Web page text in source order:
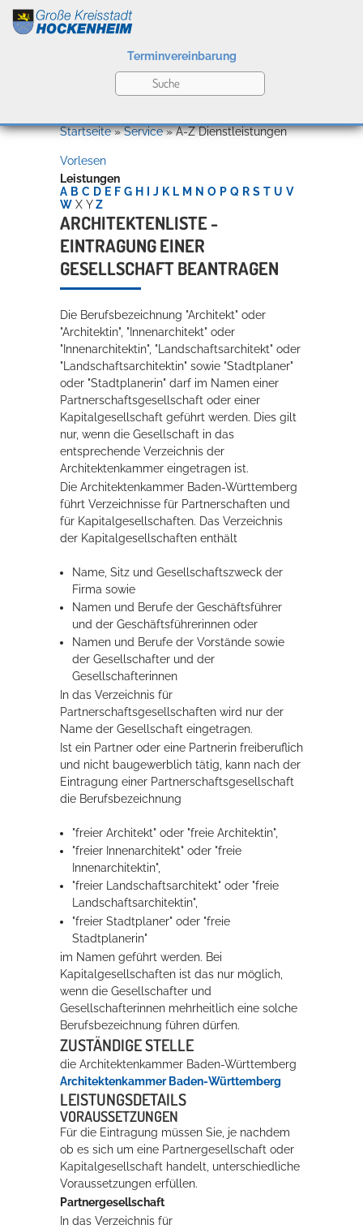
Kultur
Bildung
Wirtschaft
Rathaus
Service
Terminvereinbarung
Willkommen in Hockenheim
Konzerte, Tagungen und vieles mehr
Die Stadthalle Hockenheim bietet den perfekten Standort für Events
Erleben in Hockenheim
Spaß unter prickelnden Wasserfällen, das rauschende Meer im
Sprudelliege im Solebecken?
Startseite»Service»A-Z Dienstleistungen
Vorlesen
Leistungen
A B C D E F G H J K L M N O P Q R S T U V
W X Y Z
ARCHITEKTENLISTE -
EINTRAGUNG EINER
GESELLSCHAFT BEANTRAGEN
Die Berufsbezeichnung "Architekt" oder
"Architektin", "Innenarchitekt" oder
"Innenarchitektin", "Landschaftsarchitekt" oder
"Landschaftsarchitektin" sowie "Stadtplaner"
oder "Stadtplanerin" darf im Namen einer
Partnerschaftsgesellschaft oder einer
Kapitalgesellschaft geführt werden. Dies gilt
nur, wenn die Gesellschaft in das
entsprechende Verzeichnis der
Architektenkammer eingetragen ist.
Die Architektenkammer Baden-Württemberg
führt Verzeichnisse für Partnerschaften und
für Kapitalgesellschaften. Das Verzeichnis
der Kapitalgesellschaften enthält
Name, Sitz und Gesellschaftszweck der
Firma sowie
Namen und Berufe der Geschäftsführer
und der Geschäftsführerinnen oder
Namen und Berufe der Vorstände sowie
der Gesellschafter und der
Gesellschafterinnen
In das Verzeichnis für
Partnerschaftsgesellschaften wird nur der
Name der Gesellschaft eingetragen.
Ist ein Partner oder eine Partnerin freiberuflich
und nicht baugewerblich tätig, kann nach der
Eintragung einer Partnerschaftsgesellschaft
die Berufsbezeichnung
"freier Architekt" oder "freie Architektin",
"freier Innenarchitekt" oder "freie
Innenarchitektin",
"freier Landschaftsarchitekt" oder "freie
Landschaftsarchitektin",
"freier Stadtplaner" oder "freie
Stadtplanerin"
im Namen geführt werden. Bei
Kapitalgesellschaften ist das nur möglich,
wenn die Gesellschafter und
Gesellschafterinnen mehrheitlich eine solche
Berufsbezeichnung führen dürfen.
ZUSTÄNDIGE STELLE
die Architektenkammer Baden-Württemberg
Architektenkammer Baden-Württemberg
LEISTUNGSDETAILS
VORAUSSETZUNGEN
Für die Eintragung müssen Sie, je nachdem
ob es sich um eine Partnergesellschaft oder
Kapitalgesellschaft handelt, unterschiedliche
Voraussetzungen erfüllen.
Partnergesellschaft
In das Verzeichnis für